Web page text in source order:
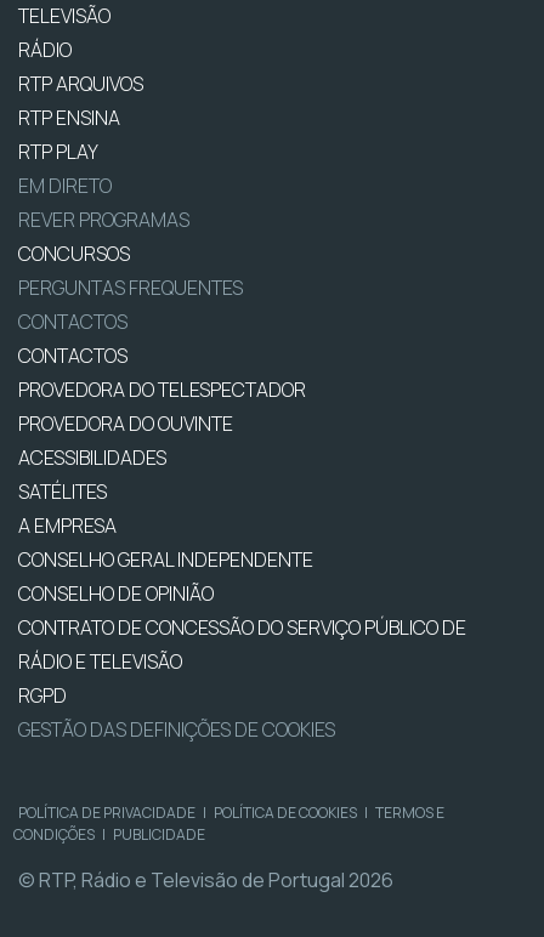
TELEVISÃO
RÁDIO
RTP ARQUIVOS
RTP ENSINA
RTP PLAY
EM DIRETO
REVER PROGRAMAS
CONCURSOS
PERGUNTAS FREQUENTES
CONTACTOS
CONTACTOS
PROVEDORA DO TELESPECTADOR
PROVEDORA DO OUVINTE
ACESSIBILIDADES
SATÉLITES
A EMPRESA
CONSELHO GERAL INDEPENDENTE
CONSELHO DE OPINIÃO
CONTRATO DE CONCESSÃO DO SERVIÇO PÚBLICO DE
RÁDIO E TELEVISÃO
RGPD
GESTÃO DAS DEFINIÇÕES DE COOKIES
POLÍTICA DE PRIVACIDADE | POLÍTICA DE COOKIES | TERMOS E
CONDIÇÕES | PUBLICIDADE
© RTP, Rádio e Televisão de Portugal 2026